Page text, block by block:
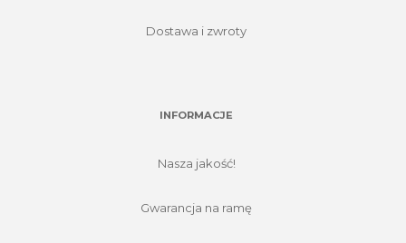
Dostawa i zwroty
INFORMACJE
Nasza jakość!
Gwarancja na ramę